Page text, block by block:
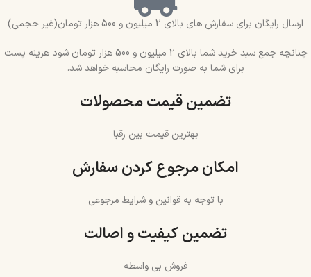
ارسال رایگان برای سفارش های بالای 2 میلیون و 500 هزار تومان(غیر حجمی)
چنانچه جمع سبد خرید شما بالای 2 میلیون و 500 هزار تومان شود هزینه پست
برای شما به صورت رایگان محاسبه خواهد شد.
تضمین قیمت محصولات
بهترین قیمت بین رقبا
امکان مرجوع کردن سفارش
با توجه به قوانین و شرایط مرجوعی
تضمین کیفیت و اصالت
فروش بی واسطه